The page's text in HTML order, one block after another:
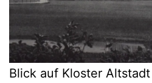
Blick auf Kloster